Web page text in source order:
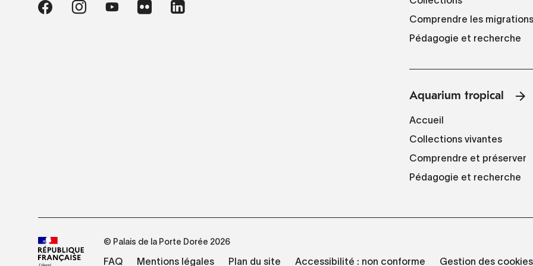
Comprendre les migrations
Pédagogie et recherche
Aquarium tropical
Accueil
Collections vivantes
Comprendre et préserver
Pédagogie et recherche
© Palais de la Porte Dorée 2026
FAQ Mentions légales Plan du site Accessibilité : non conforme Gestion des cookies